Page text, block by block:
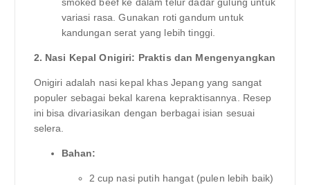
variasi rasa. Gunakan roti gandum untuk
kandungan serat yang lebih tinggi.
2. Nasi Kepal Onigiri: Praktis dan Mengenyangkan
Onigiri adalah nasi kepal khas Jepang yang sangat
populer sebagai bekal karena kepraktisannya. Resep
ini bisa divariasikan dengan berbagai isian sesuai
selera.
Bahan:
2 cup nasi putih hangat (pulen lebih baik)